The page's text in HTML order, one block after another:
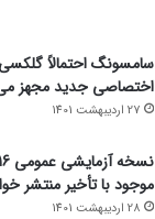
اختصاصی جدید مجهز
27 اردیبهشت 1401
موجود با تأخیر منتشر
28 اردیبهشت 1401